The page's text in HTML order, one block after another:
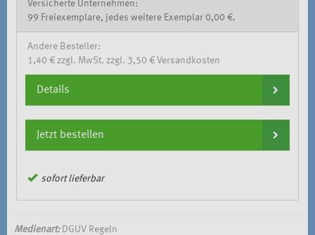
Versicherte Unternehmen:
99 Freiexemplare, jedes weitere Exemplar 0,00 €.
Andere Besteller:
1,40 € zzgl. MwSt. zzgl. 3,50 € Versandkosten
Details
Jetzt bestellen
sofort lieferbar
Medienart:DGUV Regeln